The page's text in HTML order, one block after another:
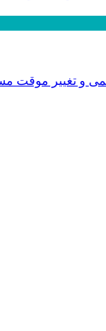
و تغییر موقت